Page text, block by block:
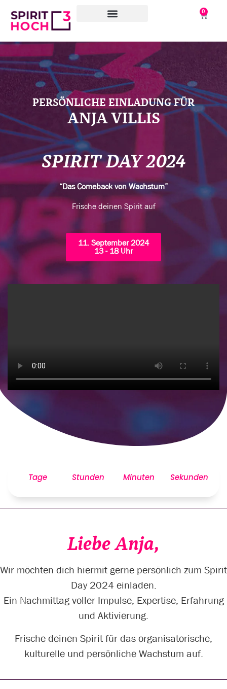
0
PERSÖNLICHE EINLADUNG FÜR
ANJA VILLIS
SPIRIT DAY 2024
“Das Comeback von Wachstum”
Frische deinen Spirit auf
11. September 2024
13 - 18 Uhr
Tage Stunden Minuten Sekunden
Liebe Anja,
Wir möchten dich hiermit gerne persönlich zum Spirit
Day 2024 einladen.
Ein Nachmittag voller Impulse, Expertise, Erfahrung
und Aktivierung.
Frische deinen Spirit für das organisatorische,
kulturelle und persönliche Wachstum auf.